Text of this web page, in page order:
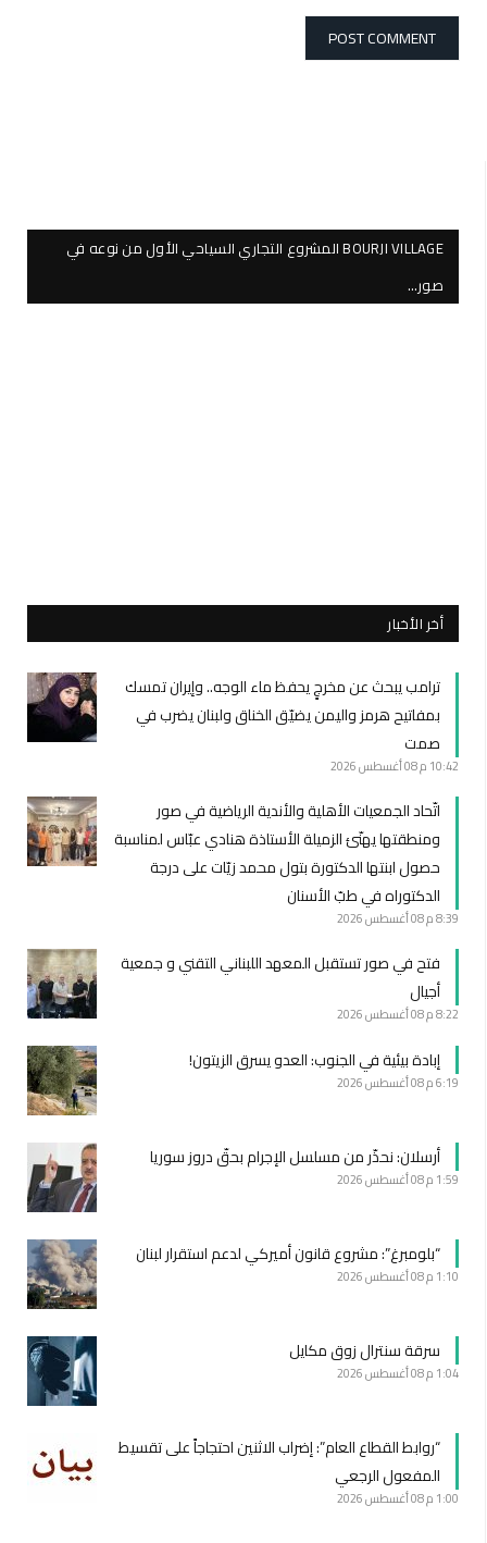
BOURJI VILLAGE المشروع التجاري السياحي الأول من نوعه في
صور…
أخر الأخبار
ترامب يبحث عن مخرجٍ يحفظ ماء الوجه.. وإيران تمسك
بمفاتيح هرمز واليمن يضيّق الخناق ولبنان يضرب في
صمت
10:42 م 08 أغسطس 2026
اتّحاد الجمعيات الأهلية والأندية الرياضية في صور
ومنطقتها يهنّئ الزميلة الأستاذة هنادي عبّاس لمناسبة
حصول ابنتها الدكتورة بتول محمد زيّات على درجة
الدكتوراه في طبّ الأسنان
8:39 م 08 أغسطس 2026
فتح في صور تستقبل المعهد اللبناني التقني و جمعية
أجيال
8:22 م 08 أغسطس 2026
إبادة بيئية في الجنوب: العدو يسرق الزيتون!
6:19 م 08 أغسطس 2026
أرسلان: نحذّر من مسلسل الإجرام بحقّ دروز سوريا
1:59 م 08 أغسطس 2026
“بلومبرغ”: مشروع قانون أميركي لدعم استقرار لبنان
1:10 م 08 أغسطس 2026
سرقة سنترال زوق مكايل
1:04 م 08 أغسطس 2026
“روابط القطاع العام”: إضراب الاثنين احتجاجاً على تقسيط
المفعول الرجعي
1:00 م 08 أغسطس 2026